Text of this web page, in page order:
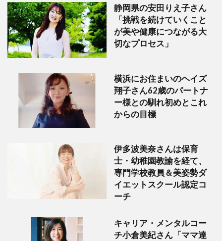
静岡県の安田りえ子さん
「挑戦を続けていくこと
が美や健康につながる大
切なプロセス」
横浜にお住まいのヘイズ
翔子さん62歳のパートナ
ー様との馴れ初めとこれ
からの目標
伊多波美奈さんは保育
士・幼稚園教諭を経て、
専門学校教員＆美姿勢ダ
イエットスクール認定コ
ーチ
キャリア・メンタルコー
チ小倉美紀さん「ママ達